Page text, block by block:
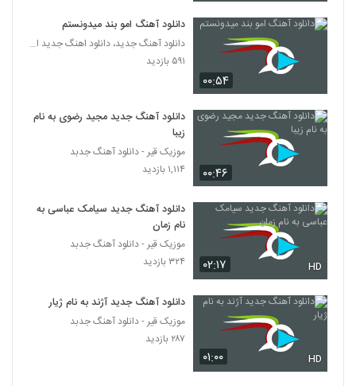
دانلود آهنگ اینم یه تقدیره از سقا مسلمی
5346
Masoud Zeynalpour Zadi Pas
دانلود آهنگ دلهره از سیامک مدرسی
۱۹۹ بازدید
دانلود آهنگ پوریا کاظمی تلف (Pourya
Kazemi Talaf)
5349
دانلود آهنگ جدید و زیبای علیرضا عبدی با نام
پدر
۲۴۶ بازدید
5350
Farid Nazari Nisti Amma
۲۳۶ بازدید
۰۰:۵۴
دانلود آهنگ امو بند میدونستم
دانلود آهنگ جدید، دانلود اهنگ جدید ایرانی
۵۹۱ بازدید
۰۰:۴۶
دانلود آهنگ جدید مجید رضوی به نام
زیبا
موزیک قیر - دانلود آهنگ جدبد
۱,۱۱۴ بازدید
۰۲:۱۷ HD
دانلود آهنگ جدید سیامک عباسی به
نام زمان
موزیک قیر - دانلود آهنگ جدبد
۳۲۴ بازدید
۰۱:۰۰ HD
دانلود آهنگ جدید آژند به نام ژیار
موزیک قیر - دانلود آهنگ جدبد
۲۸۷ بازدید